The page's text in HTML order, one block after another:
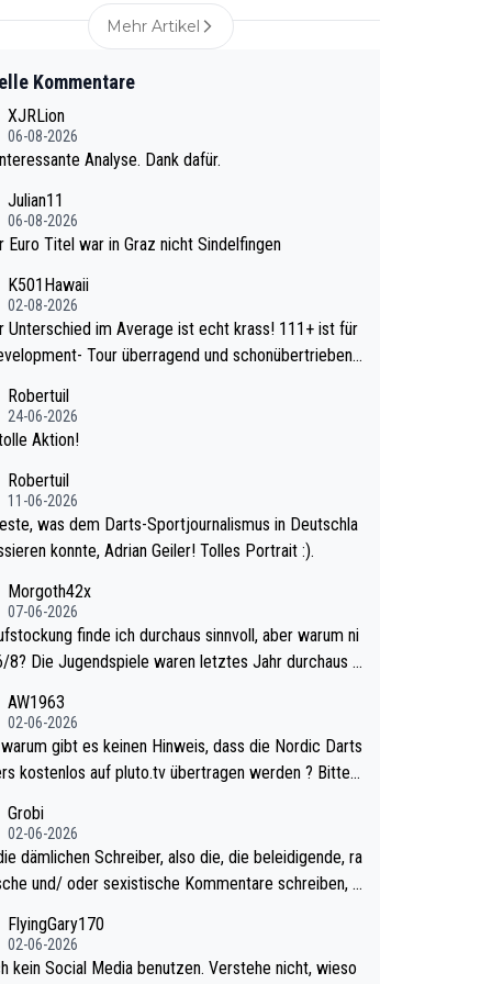
Mehr Artikel
Kommentare
XJRLion
06-08-2026
Analyse. Dank dafür.
Julian11
06-08-2026
Euro Titel war in Graz nicht Sindelfingen
K501Hawaii
02-08-2026
im Average ist echt krass! 111+ ist für
Tour überragend und schonübertrieben
40+ erst recht. Da gewinnst keinen Blume
krasser wie ein Pokalspiel eines Kreisligi
Robertuil
24-06-2026
Aktion!
Robertuil
11-06-2026
was dem Darts-Sportjournalismus in Deutschla
konnte, Adrian Geiler! Tolles Portrait :).
Morgoth42x
07-06-2026
finde ich durchaus sinnvoll, aber warum ni
Jahr durchaus s
Lawrie als Nummer 1 de
eh qualifiziert. Somit ändert die automatische Qualifi
Weltmeisters erstmal nichts. Ich denke sie woll
die PDC und wird wohl wenig WDF Turniere spiele
war bei Archie Self letztes Jahr der Fall. Er musste
Weltmeister durch den Qualifier und ich gla
dass Mitchel sich das (in Vegas) antun würde, w
doch eigentlich die PDC-WM als Ziel hat.
AW1963
02-06-2026
kostenlos auf pluto.tv übertragen werden ? Bitte
Grobi
02-06-2026
dämlichen Schreiber, also die, die beleidigende, ra
und/ oder sexistische Kommentare schreiben, d
Leben in den Griff kriegen. Nur eins wundert
Littler war doch neulich erst derjenige, der übe
FlyingGary170
02-06-2026
kein Social Media benutzen. Verstehe nicht, wieso